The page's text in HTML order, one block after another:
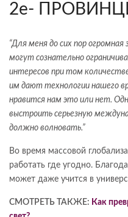
2е-
“Для меня до сих пор огромная
могут сознательно
интересов при том
им дают технологии нашего
нравится нам это или нет.
выстроить серьезную
должно волновать.”
Во время массовой
работать где угодно.
может даже учится в
СМОТРЕТЬ ТАКЖЕ: Как